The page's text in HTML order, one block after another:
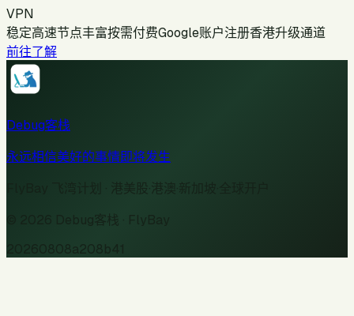
VPN
稳定高速节点丰富按需付费Google账户注册香港升级通道
前往了解
Debug客栈
永远相信美好的事情即将发生
· 港美股·港澳·新加坡·全球开户
Debug客栈 · FlyBay
20260808a208b41